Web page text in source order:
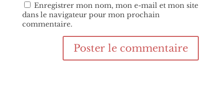
Enregistrer mon nom, mon e-mail et mon site
dans le navigateur pour mon prochain
commentaire.